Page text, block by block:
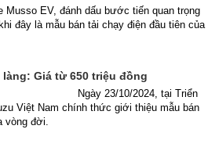
Musso EV, đánh dấu bước tiến quan trọng
đây là mẫu bán tải chạy điện đầu tiên của
làng: Giá từ 650 triệu đồng
Ngày 23/10/2024, tại Triển
Việt Nam chính thức giới thiệu mẫu bán
vòng đời.